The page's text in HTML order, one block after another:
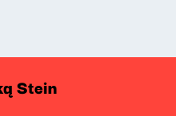
Stein